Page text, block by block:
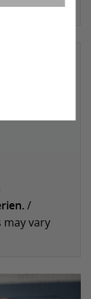
/
may vary